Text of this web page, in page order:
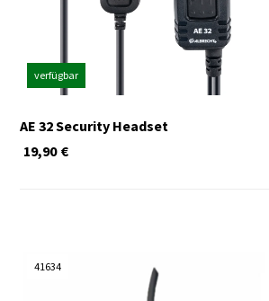
verfügbar
AE 32 Security Headset
€
19,90
41634